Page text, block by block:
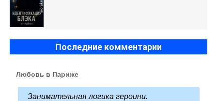
Последние комментарии
Любовь в Париже
Занимательная логика героини.